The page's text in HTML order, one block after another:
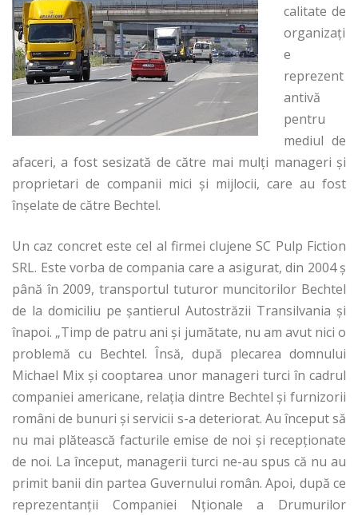
calitate de
organizaţi
e
reprezent
antivă
pentru
mediul de
afaceri, a fost sesizată de către mai mulţi manageri și
proprietari de companii mici și mijlocii, care au fost
înșelate de către Bechtel.
Un caz concret este cel al firmei clujene SC Pulp Fiction
SRL. Este vorba de compania care a asigurat, din 2004 ș
până în 2009, transportul tuturor muncitorilor Bechtel
de la domiciliu pe şantierul Autostrăzii Transilvania și
înapoi. „Timp de patru ani și jumătate, nu am avut nici o
problemă cu Bechtel. Însă, după plecarea domnului
Michael Mix și cooptarea unor manageri turci în cadrul
companiei americane, relația dintre Bechtel și furnizorii
români de bunuri și servicii s-a deteriorat. Au început să
nu mai plătească facturile emise de noi și recepționate
de noi. La început, managerii turci ne-au spus că nu au
primit banii din partea Guvernului român. Apoi, după ce
reprezentanţii Companiei Nţionale a Drumurilor